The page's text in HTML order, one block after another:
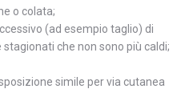
o colata;
(ad esempio taglio) di
che non sono più caldi;
simile per via cutanea